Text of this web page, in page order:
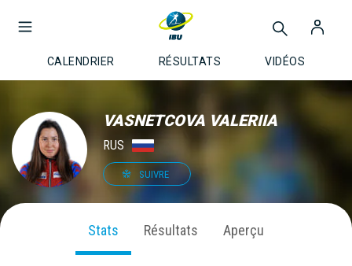
CALENDRIER RÉSULTATS VIDÉOS
VASNETCOVA VALERIIA
RUS
SUIVRE
Stats Résultats Aperçu